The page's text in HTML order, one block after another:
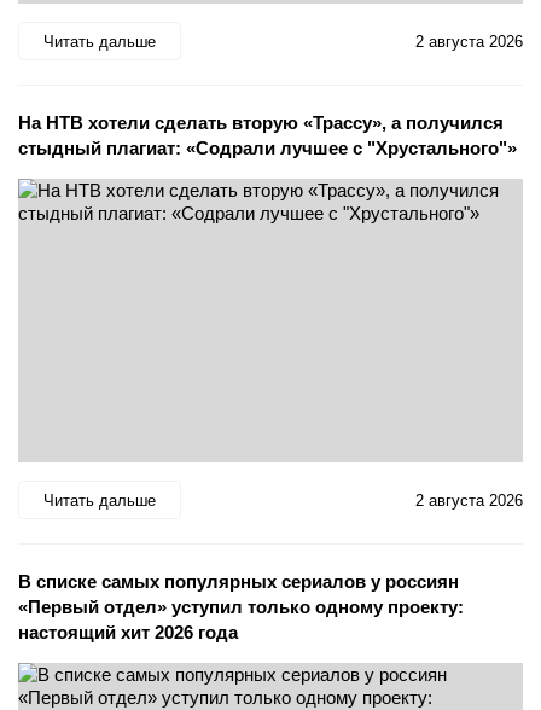
Читать дальше 2 августа 2026
На НТВ хотели сделать вторую «Трассу», а получился
стыдный плагиат: «Содрали лучшее с "Хрустального"»
Читать дальше 2 августа 2026
В списке самых популярных сериалов у россиян
«Первый отдел» уступил только одному проекту:
настоящий хит 2026 года